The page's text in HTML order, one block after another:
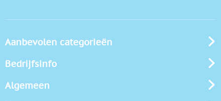
Aanbevolen categorieën
Bedrijfsinfo
Algemeen